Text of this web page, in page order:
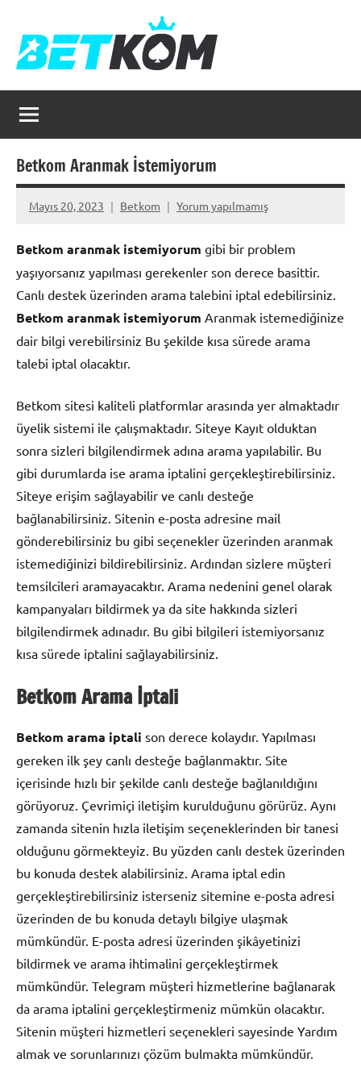
Betkom
Betkom Aranmak İstemiyorum
Mayıs 20, 2023 Betkom Yorum yapılmamış
Betkom aranmak istemiyorum gibi bir problem
yaşıyorsanız yapılması gerekenler son derece basittir.
Canlı destek üzerinden arama talebini iptal edebilirsiniz.
Betkom aranmak istemiyorum Aranmak istemediğinize
dair bilgi verebilirsiniz Bu şekilde kısa sürede arama
talebi iptal olacaktır.
Betkom sitesi kaliteli platformlar arasında yer almaktadır
üyelik sistemi ile çalışmaktadır. Siteye Kayıt olduktan
sonra sizleri bilgilendirmek adına arama yapılabilir. Bu
gibi durumlarda ise arama iptalini gerçekleştirebilirsiniz.
Siteye erişim sağlayabilir ve canlı desteğe
bağlanabilirsiniz. Sitenin e-posta adresine mail
gönderebilirsiniz bu gibi seçenekler üzerinden aranmak
istemediğinizi bildirebilirsiniz. Ardından sizlere müşteri
temsilcileri aramayacaktır. Arama nedenini genel olarak
kampanyaları bildirmek ya da site hakkında sizleri
bilgilendirmek adınadır. Bu gibi bilgileri istemiyorsanız
kısa sürede iptalini sağlayabilirsiniz.
Betkom Arama İptali
Betkom arama iptali son derece kolaydır. Yapılması
gereken ilk şey canlı desteğe bağlanmaktır. Site
içerisinde hızlı bir şekilde canlı desteğe bağlanıldığını
görüyoruz. Çevrimiçi iletişim kurulduğunu görürüz. Aynı
zamanda sitenin hızla iletişim seçeneklerinden bir tanesi
olduğunu görmekteyiz. Bu yüzden canlı destek üzerinden
bu konuda destek alabilirsiniz. Arama iptal edin
gerçekleştirebilirsiniz isterseniz sitemine e-posta adresi
üzerinden de bu konuda detaylı bilgiye ulaşmak
mümkündür. E-posta adresi üzerinden şikâyetinizi
bildirmek ve arama ihtimalini gerçekleştirmek
mümkündür. Telegram müşteri hizmetlerine bağlanarak
da arama iptalini gerçekleştirmeniz mümkün olacaktır.
Sitenin müşteri hizmetleri seçenekleri sayesinde Yardım
almak ve sorunlarınızı çözüm bulmakta mümkündür.